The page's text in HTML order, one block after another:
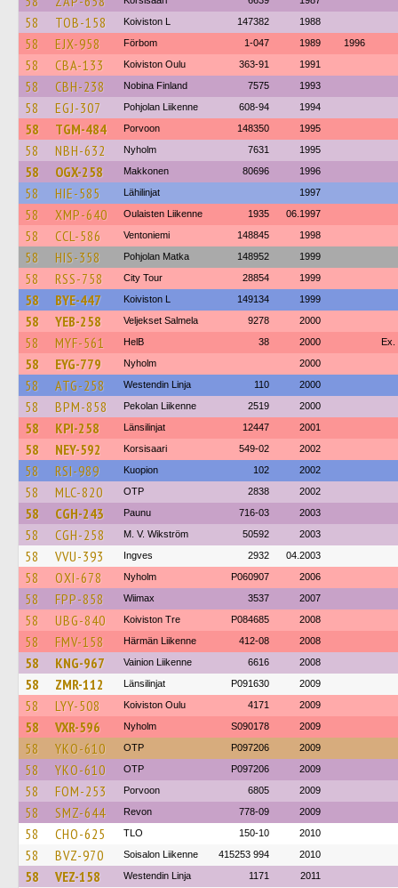
58 TOB-158 Koiviston L 147382 1988
58 EJX-958 Förbom 1-047 1989 1996
58 CBA-133 Koiviston Oulu 363-91 1991
58 CBH-238 Nobina Finland 7575 1993
58 EGJ-307 Pohjolan Liikenne 608-94 1994
58 TGM-484 Porvoon 148350 1995
58 NBH-632 Nyholm 7631 1995
58 OGX-258 Makkonen 80696 1996
58 HIE-585 Lähilinjat 1997
58 XMP-640 Oulaisten Liikenne 1935 06.1997
58 CCL-586 Ventoniemi 148845 1998
58 HIS-358 Pohjolan Matka 148952 1999
58 RSS-758 City Tour 28854 1999
58 BYE-447 Koiviston L 149134 1999
58 YEB-258 Veljekset Salmela 9278 2000
58 MYF-561 HelB 38 2000 Ex.
58 EYG-779 Nyholm 2000
58 ATG-258 Westendin Linja 110 2000
58 BPM-858 Pekolan Liikenne 2519 2000
58 KPI-258 Länsilinjat 12447 2001
58 NEY-592 Korsisaari 549-02 2002
58 RSI-989 Kuopion 102 2002
58 MLC-820 OTP 2838 2002
58 CGH-243 Paunu 716-03 2003
58 CGH-258 M. V. Wikström 50592 2003
58 VVU-393 Ingves 2932 04.2003
58 OXI-678 Nyholm P060907 2006
58 FPP-858 Wiimax 3537 2007
58 UBG-840 Koiviston Tre P084685 2008
58 FMV-158 Härmän Liikenne 412-08 2008
58 KNG-967 Vainion Liikenne 6616 2008
58 ZMR-112 Länsilinjat P091630 2009
58 LYY-508 Koiviston Oulu 4171 2009
58 VXR-596 Nyholm S090178 2009
58 YKO-610 OTP P097206 2009
58 YKO-610 OTP P097206 2009
58 FOM-253 Porvoon 6805 2009
58 SMZ-644 Revon 778-09 2009
58 CHO-625 TLO 150-10 2010
58 BVZ-970 Soisalon Liikenne 415253 994 2010
58 VEZ-158 Westendin Linja 1171 2011